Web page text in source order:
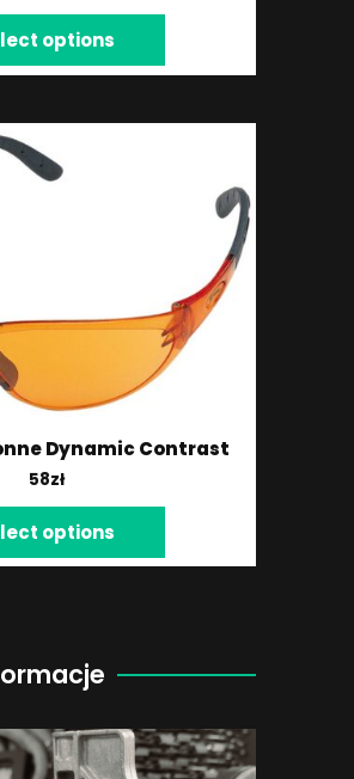
options
Dynamic Contrast
58zł
options